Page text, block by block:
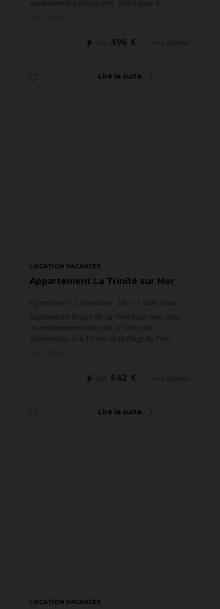
appartement 2 pièces (env. 36m²) pour 4
DÈS 496 € / PAR SEMAINE
Lire la suite
LOCATION VACANCES
Appartement La Trinité sur Mer
6 personnes 2 chambres 2 lits 1 salle d'eau
salle de bain wi-fi
Surplombant le port de La Trinité-sur-Mer, dans
un environnement de pins, à 500m des
commerces, et à 1,5 km de la Plage du Port,
DÈS 542 € / PAR SEMAINE
Lire la suite
LOCATION VACANCES